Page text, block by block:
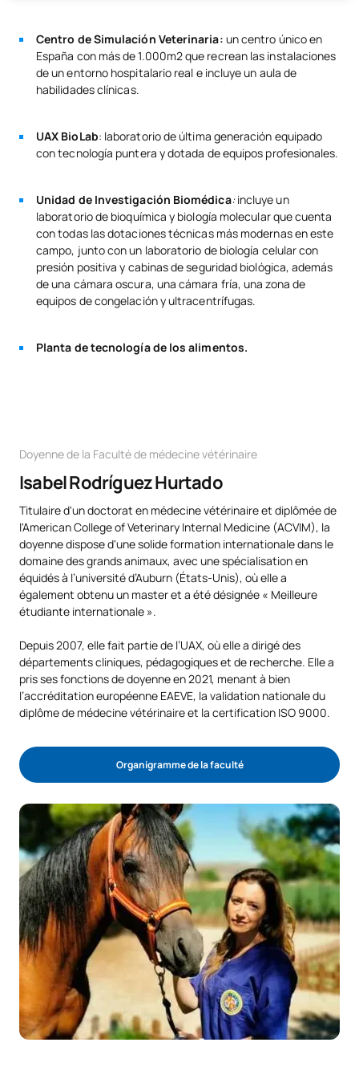
Centro de Simulación Veterinaria: un centro único en
España con más de 1.000m2 que recrean las instalaciones
de un entorno hospitalario real e incluye un aula de
habilidades clínicas.
UAX BioLab: laboratorio de última generación equipado
con tecnología puntera y dotada de equipos profesionales.
Unidad de Investigación Biomédica:incluye un
laboratorio de bioquímica y biología molecular que cuenta
con todas las dotaciones técnicas más modernas en este
campo, junto con un laboratorio de biología celular con
presión positiva y cabinas de seguridad biológica, además
de una cámara oscura, una cámara fría, una zona de
equipos de congelación y ultracentrífugas.
Planta de tecnología de los alimentos.
Doyenne de la Faculté de médecine vétérinaire
Isabel Rodríguez Hurtado
Titulaire d'un doctorat en médecine vétérinaire et diplômée de
l'American College of Veterinary Internal Medicine (ACVIM), la
doyenne dispose d'une solide formation internationale dans le
domaine des grands animaux, avec une spécialisation en
équidés à l’université d’Auburn (États-Unis), où elle a
également obtenu un master et a été désignée « Meilleure
étudiante internationale ».
Depuis 2007, elle fait partie de l’UAX, où elle a dirigé des
départements cliniques, pédagogiques et de recherche. Elle a
pris ses fonctions de doyenne en 2021, menant à bien
l’accréditation européenne EAEVE, la validation nationale du
diplôme de médecine vétérinaire et la certification ISO 9000.
Organigramme de la faculté